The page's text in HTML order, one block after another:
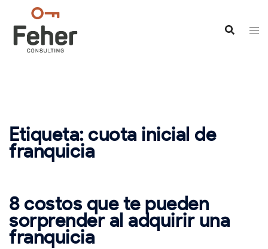
contenido
Etiqueta: cuota inicial de
franquicia
8 costos que te pueden
sorprender al adquirir una
franquicia